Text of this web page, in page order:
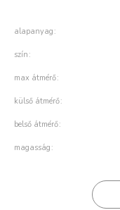
alapanyag
szín
max átmérő
külső átmérő
belső átmérő
magasság